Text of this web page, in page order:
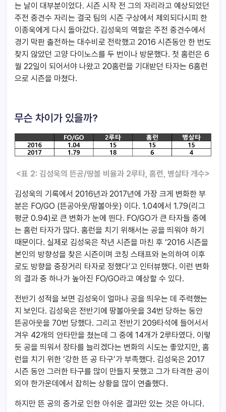
는 날이 대부분이었다. 시즌 시작 전 그의 자리라고 예상되었던
주전 중견수 자리는 결국 팀의 시즌 구상에서 제외되다시피 한
이종욱에게 다시 돌아갔다. 김성욱의 역할은 주전 중견수에서
경기 막판 출전하는 대수비로 전락했고 2016 시즌동안 한 번도
찾지 않았던 고양 다이노스를 두 번이나 방문했다. 첫 홈런은 6
월 22일이 되어서야 나왔고 20홈런을 기대받던 타자는 6홈런
으로 시즌을 마쳤다.
무슨 차이가 있을까?
<표 2: 김성욱의 뜬공/땅볼 비율과 2루타, 홈런, 병살타 개수>
김성욱의 기록에서 2016년과 2017년에 가장 크게 변화한 부
분은 FO/GO (뜬공아웃/땅볼아웃) 이다. 1.04에서 1.79(리그
평균 0.94)로 큰 변화가 눈에 띈다. FO/GO가 큰 타자들 중에
는 홈런 타자가 많다. 홈런을 치기 위해서는 공을 띄워야 하기
때문이다. 실제로 김성욱은 작년 시즌을 마친 후 ‘2016 시즌을
본인의 방향성을 찾은 시즌이며 코칭 스태프와 논의하여 이후
로도 방향을 중장거리 타자로 정했다’고 인터뷰했다. 이런 변화
의 결과 중 하나가 높아진 FO/GO라고 예상할 수 있다.
전반기 성적을 보면 김성욱이 얼마나 공을 띄우는 데 주력했는
지 보인다. 김성욱은 전반기에 땅볼아웃을 34번 당하는 동안
뜬공아웃을 70번 당했다. 그리고 전반기 209타석에 들어서서
겨우 42개의 안타만을 쳤는데 그 중에 14개가 2루타였다. 이렇
듯 공을 띄워서 장타를 늘리겠다는 변화의 시도는 좋았지만, 홈
런을 치기 위한 ‘강한 뜬 공 타구’가 부족했다. 김성욱은 2017
시즌 동안 그러한 타구를 많이 만들지 못했고 그가 타격한 공이
외야 한가운데에서 잡히는 상황을 많이 연출했다.
하지만 뜬 공의 증가로 인한 아쉬운 결과만 있는 것은 아니다.